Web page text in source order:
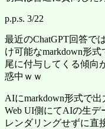
p.p.s. 3/22
最近のChatGPT回答で
け可能なmarkdown形
尾に付与してくる傾向
惑中ｗｗ
AIにmarkdown形式で
Web UI側にてAIの生デ
レンダリングせずに直